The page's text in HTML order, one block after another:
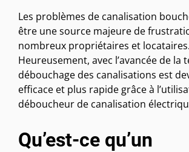
Les problèmes de canalisation
être une source majeure de
nombreux propriétaires et locataires.
Heureusement, avec l’avancée de la
débouchage des canalisations est
efficace et plus rapide grâce à
déboucheur de canalisation
Qu’est-ce qu’un